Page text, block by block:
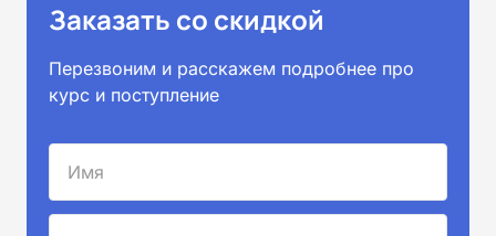
Заказать со скидкой
Перезвоним и расскажем подробнее про
курс и поступление